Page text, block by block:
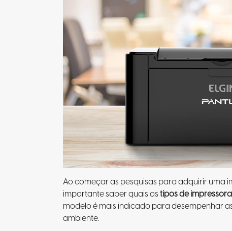
Ao começar as pesquisas para adquirir uma
importante saber quais ostipos de impressora
modelo é mais indicado para desempenhar
ambiente.